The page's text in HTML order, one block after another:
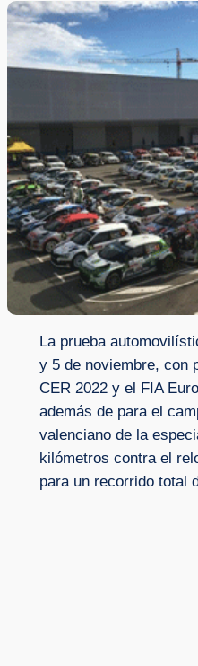
La prueba
y 5 de noviembre, con
CER 2022 y el FIA
además de para el
valenciano de la
kilómetros contra el
para un recorrido total